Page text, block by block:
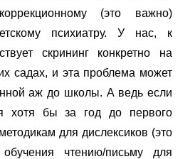
(это важно)
психиатру. У нас, к
скрининг конкретно на
садах, и эта проблема может
аж до школы. А ведь если
хотя бы за год до первого
для дислексиков (это
чтению/письму для